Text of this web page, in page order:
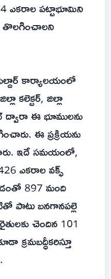
ఎకరాల పట్టాభూమిని
తొలగించాలని
కార్యాలయంలో
కలెక్టర్, జిల్లా
ద్వారా ఈ భూములను
ఈ ప్రక్రియను
ఇదే సమయంలో,
ఎకరాల వక్ఫ్
897 మంది
పాటు బనగానపల్లె
చెందిన 101
క్రమబద్ధీకరిస్తూ